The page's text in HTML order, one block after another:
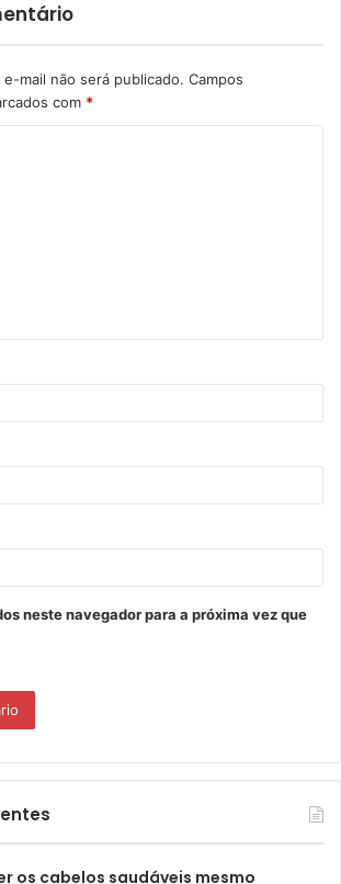
mail não será publicado. Campos
com *
neste navegador para a próxima vez que
os cabelos saudáveis mesmo